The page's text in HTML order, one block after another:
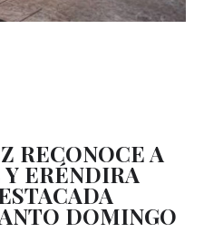
RECONOCE A
ERÉNDIRA
DOMINGO